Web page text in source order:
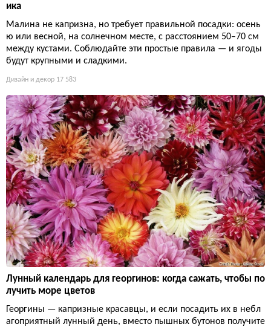
ика
Малина не капризна, но требует правильной посадки: осень
ю или весной, на солнечном месте, с расстоянием 50–70 см
между кустами. Соблюдайте эти простые правила — и ягоды
будут крупными и сладкими.
Дизайн и декор 17 583
Лунный календарь для георгинов: когда сажать, чтобы по
лучить море цветов
Георгины — капризные красавцы, и если посадить их в небл
агоприятный лунный день, вместо пышных бутонов получите